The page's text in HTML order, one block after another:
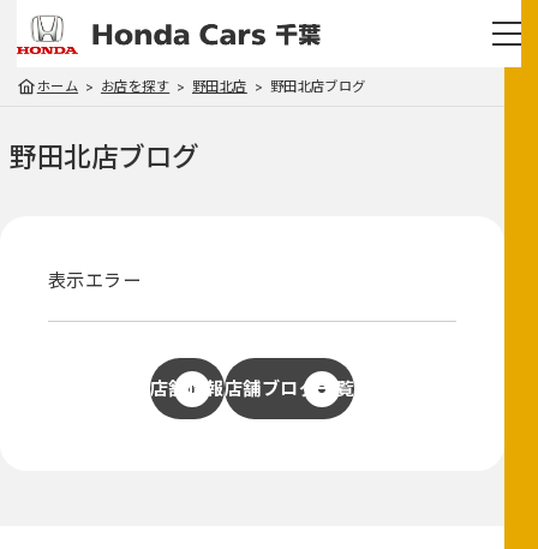
ホーム お店を探す 野田北店 野田北店ブログ
野田北店ブログ
表示エラー
店舗情報店舗ブログ一覧